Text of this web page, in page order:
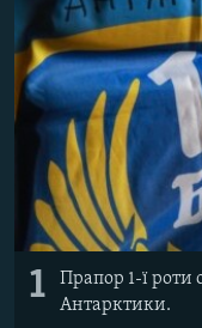
ВІДЕОУРОКИ «ELIFBE»
СВІДЧЕННЯ ОКУПАЦІЇ
УКРАЇНСЬКА
ІНФОГРАФІКА
Русский
Qırımtatar
ДОЛУЧАЙСЯ!
1
Прапор 1-ї роти
Антарктики.